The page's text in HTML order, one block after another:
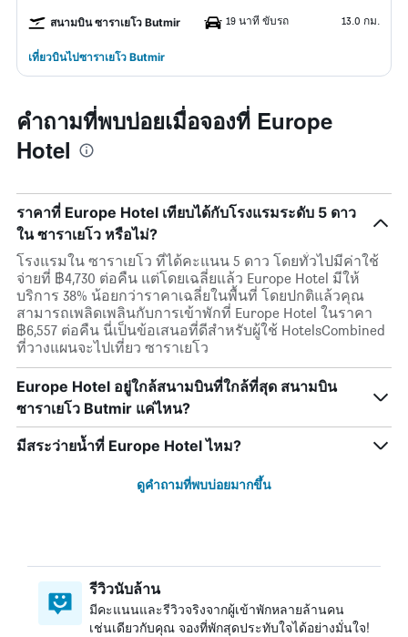
สนามบิน ซาราเยโว Butmir 19 นาที ขับรถ 13.0 กม.
เที่ยวบินไปซาราเยโว Butmir
คำถามที่พบบ่อยเมื่อจองที่ Europe
Hotel
ราคาที่ Europe Hotel เทียบได้กับโรงแรมระดับ 5 ดาว
ใน ซาราเยโว หรือไม่?
โรงแรมใน ซาราเยโว ที่ได้คะแนน 5 ดาว โดยทั่วไปมีค่าใช้
จ่ายที่ ฿4,730 ต่อคืน แต่โดยเฉลี่ยแล้ว Europe Hotel มีให้
บริการ 38% น้อยกว่าราคาเฉลี่ยในพื้นที่ โดยปกติแล้วคุณ
สามารถเพลิดเพลินกับการเข้าพักที่ Europe Hotel ในราคา
฿6,557 ต่อคืน นี่เป็นข้อเสนอที่ดีสำหรับผู้ใช้ HotelsCombined
ที่วางแผนจะไปเที่ยว ซาราเยโว
Europe Hotel อยู่ใกล้สนามบินที่ใกล้ที่สุด สนามบิน
ซาราเยโว Butmir แค่ไหน?
มีสระว่ายน้ำที่ Europe Hotel ไหม?
ดูคำถามที่พบบ่อยมากขึ้น
รีวิวนับล้าน
มีคะแนนและรีวิวจริงจากผู้เข้าพักหลายล้านคน
เช่นเดียวกับคุณ จองที่พักสุดประทับใจได้อย่างมั่นใจ!